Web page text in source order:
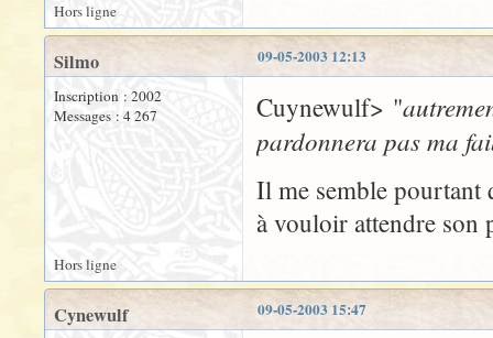
Hors ligne
09-05-2003 12:13
Silmo
Inscription : 2002
Messages : 4 267
Cuynewulf> "
pardonnera pas ma
Il me semble
à vouloir attendre
Hors ligne
09-05-2003 15:47
Cynewulf